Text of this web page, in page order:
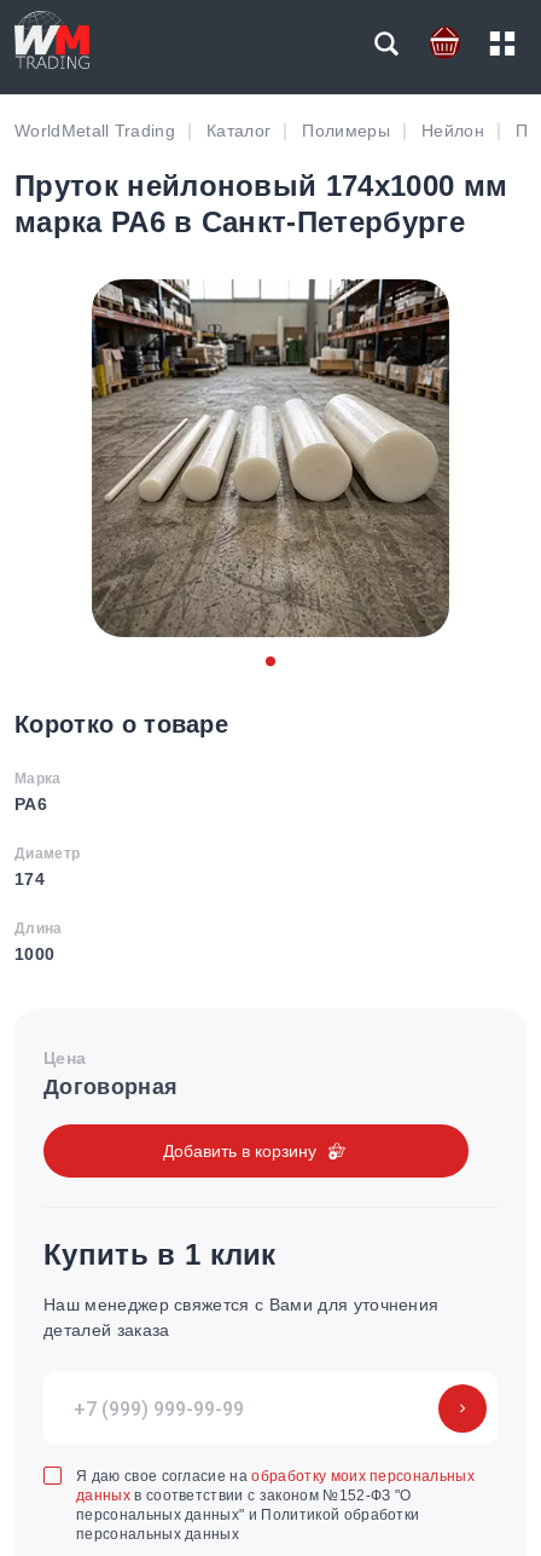
WorldMetall Trading Каталог Полимеры Нейлон
Пруток нейлоновый 174х1000 мм
марка PA6 в Санкт-Петербурге
Коротко о товаре
Марка
PA6
Диаметр
174
Длина
1000
Цена
Договорная
Добавить в корзину
Купить в 1 клик
Наш менеджер свяжется с Вами для уточнения
деталей заказа
Я даю свое согласие наобработку моих персональных
данныхв соответствии с законом №152-ФЗ "О
персональных данных" и Политикой обработки
персональных данных